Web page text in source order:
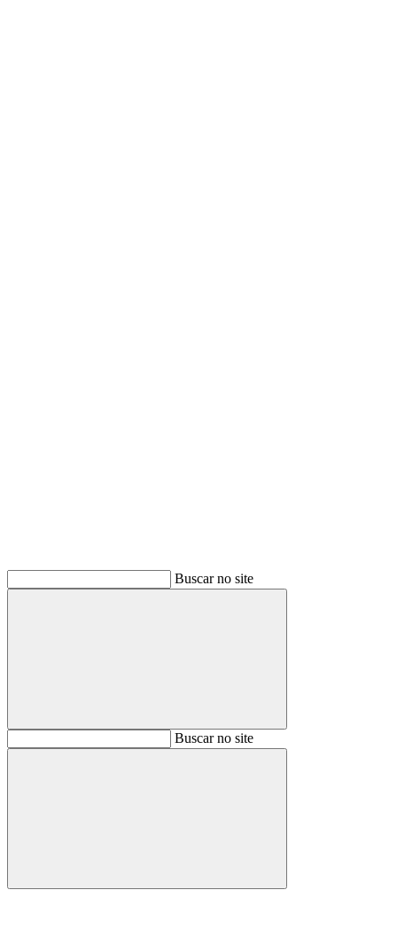
Buscar no site
BuscarBuscar no site
Buscar